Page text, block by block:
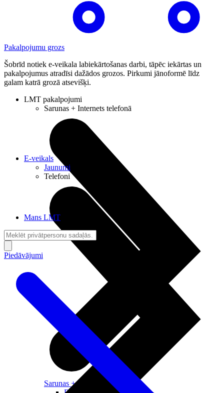
Pakalpojumu grozs
Šobrīd notiek e-veikala labiekārtošanas darbi, tāpēc iekārtas un
pakalpojumus atradīsi dažādos grozos. Pirkumi jānoformē līdz
galam katrā grozā atsevišķi.
LMT pakalpojumi
Sarunas + Internets telefonā
Sarunas + Internets
E-veikals
Jaunumi
Telefoni
Mans LMT
Piedāvājumi